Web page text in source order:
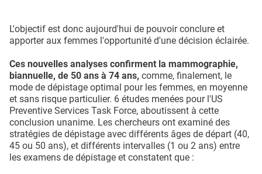
L'objectif est donc aujourd'hui de pouvoir conclure et
apporter aux femmes l'opportunité d'une décision éclairée.
Ces nouvelles analyses confirment la mammographie,
biannuelle, de 50 ans à 74 ans, comme, finalement, le
mode de dépistage optimal pour les femmes, en moyenne
et sans risque particulier. 6 études menées pour l'US
Preventive Services Task Force, aboutissent à cette
conclusion unanime. Les chercheurs ont examiné des
stratégies de dépistage avec différents âges de départ (40,
45 ou 50 ans), et différents intervalles (1 ou 2 ans) entre
les examens de dépistage et constatent que :